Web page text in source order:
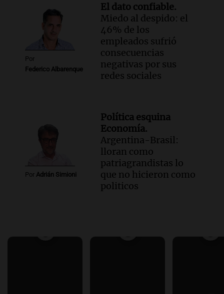
Por
Federico Albarenque
El dato confiable.
Miedo al despido: el
46% de los
empleados sufrió
consecuencias
negativas por sus
redes sociales
Por Adrián Simioni
Política esquina
Economía.
Argentina-Brasil:
lloran como
patriagrandistas lo
que no hicieron como
politicos